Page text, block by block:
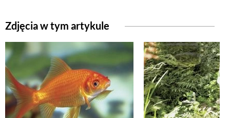
Zdjęcia w tym artykuleNATURALNIE
NATURALNA APTECZKA